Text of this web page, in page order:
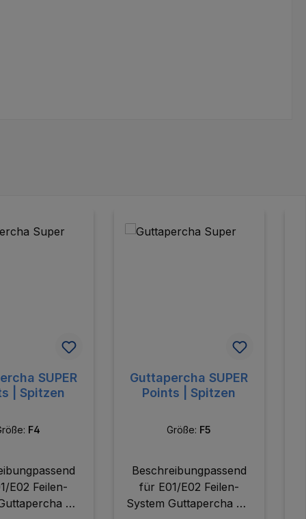
SUPER
| Spitzen
F4
E02 Feilen-
mit
Guttapercha SUPER
Points | Spitzen
Größe: F5
Beschreibungpassend
für E01/E02 Feilen-
System Guttapercha mit